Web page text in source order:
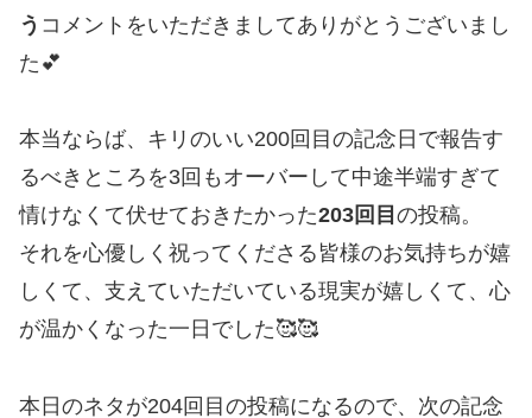
う コメントをいただきましてありがとうございまし
た💕
本当ならば、キリのいい200回目の記念日で報告す
るべきところを3回もオーバーして中途半端すぎて
情けなくて伏せておきたかった203回目 の投稿。
それを心優しく祝ってくださる皆様のお気持ちが嬉
しくて、支えていただいている現実が嬉しくて、心
が温かくなった一日でした🥰🥰
本日のネタが204回目の投稿になるので、次の記念